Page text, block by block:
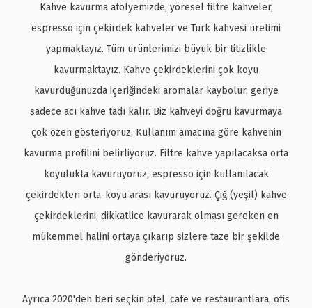
Kahve kavurma atölyemizde, yöresel filtre kahveler,
espresso için çekirdek kahveler ve Türk kahvesi üretimi
yapmaktayız. Tüm ürünlerimizi büyük bir titizlikle
kavurmaktayız. Kahve çekirdeklerini çok koyu
kavurduğunuzda içeriğindeki aromalar kaybolur, geriye
sadece acı kahve tadı kalır. Biz kahveyi doğru kavurmaya
çok özen gösteriyoruz. Kullanım amacına göre kahvenin
kavurma profilini belirliyoruz. Filtre kahve yapılacaksa orta
koyulukta kavuruyoruz, espresso için kullanılacak
çekirdekleri orta-koyu arası kavuruyoruz. Çiğ (yeşil) kahve
çekirdeklerini, dikkatlice kavurarak olması gereken en
mükemmel halini ortaya çıkarıp sizlere taze bir şekilde
gönderiyoruz.
Ayrıca 2020'den beri seçkin otel, cafe ve restaurantlara, ofis